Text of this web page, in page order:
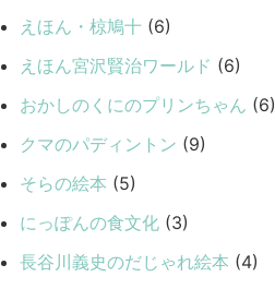
えほん・椋鳩十 (6)
えほん宮沢賢治ワールド (6)
おかしのくにのプリンちゃん (6)
クマのパディントン (9)
そらの絵本 (5)
にっぽんの食文化 (3)
長谷川義史のだじゃれ絵本 (4)